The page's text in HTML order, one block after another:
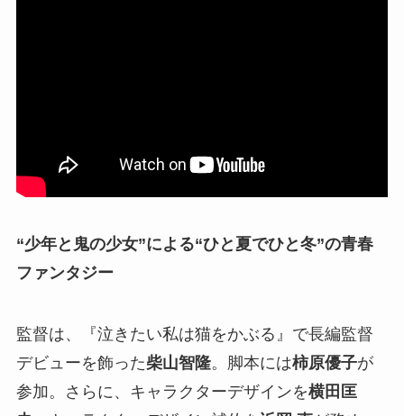
“少年と鬼の少女”による“ひと夏でひと冬”の青春
ファンタジー
監督は、『泣きたい私は猫をかぶる』で長編監督
デビューを飾った柴山智隆。脚本には柿原優子が
参加。さらに、キャラクターデザインを横田匡